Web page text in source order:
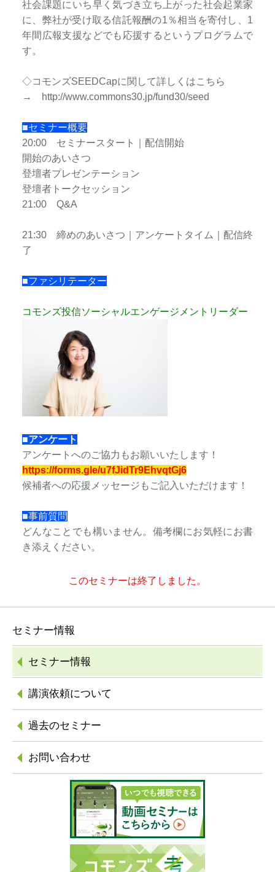
社会課題にいち早く気づき立ち上がった社会起業家
に、弊社が受け取る信託報酬の1％相当を寄付し、1
年間広報支援などでも応援するというプログラムで
す。
◇コモンズSEEDCapに関して詳しくはこちら
→
http://www.commons30.jp/fund30/seed
■セミナー概要
20:00 セミナースタート｜配信開始
開始のあいさつ
登壇者プレゼンテーション
登壇者トークセッション
21:00 Q&A
21:30 締めのあいさつ｜アンケートタイム｜配信終
了
■ファシリテーター
コモンズ投信ソーシャルエンゲージメントリーダー
■アンケート
アンケートへのご協力もお願いいたします！
https://forms.gle/u7fJidTr9EhvqtGj6
候補者への応援メッセージもご記入いただけます！
■事前質問
どんなことでも構いません。備考欄にお気軽にお書
き添えください。
このセミナーは終了しました。
セミナー情報
セミナー情報
講演依頼について
過去のセミナー
お問い合わせ